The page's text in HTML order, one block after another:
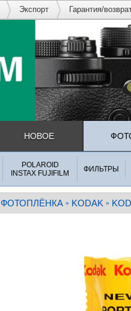
Экспорт Гарантия/
НОВОЕ
POLAROID
INSTAX FUJIFILM
ФИЛЬТРЫ
ФОТОПЛЁНКА » KODAK »